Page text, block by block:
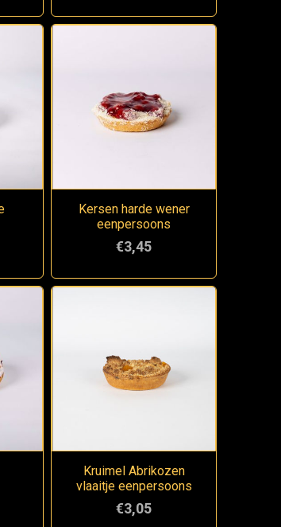
Kersen harde wener
eenpersoons
€3,45
Kruimel Abrikozen
vlaaitje eenpersoons
€3,05